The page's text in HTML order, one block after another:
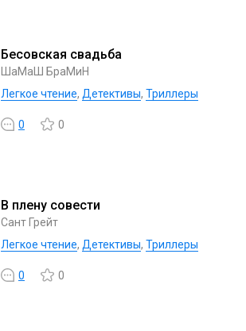
Бесовская свадьба
ШаМаШ БраМиН
Легкое чтение, Детективы, Триллеры
0 0
В плену совести
Сант Грейт
Легкое чтение, Детективы, Триллеры
0 0